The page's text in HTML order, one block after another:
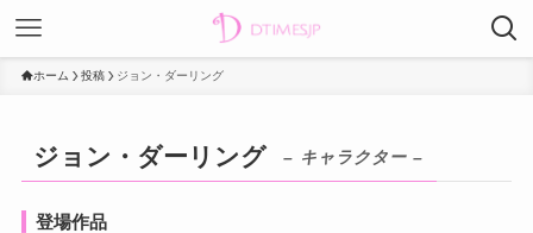
ホーム 投稿 ジョン・ダーリング
ジョン・ダーリング – キャラクター –
登場作品